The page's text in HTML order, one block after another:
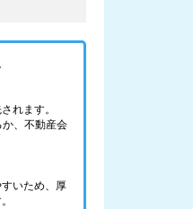
れます。
か、不動産会
いため、厚